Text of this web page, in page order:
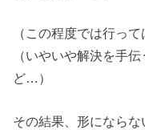
（この程度では行っ
（いやいや解決を手
ど…）
その結果、形になら